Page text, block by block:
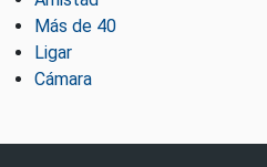
Más de 40
Ligar
Cámara